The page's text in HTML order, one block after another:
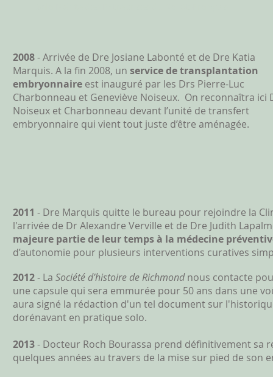
2008- Arrivée de Dre Josiane Labonté et de Dre Katia
Marquis. A la fin 2008, un service de transplantation
embryonnaire est inauguré par les Drs Pierre-Luc
Charbonneau et Geneviève Noiseux. On reconnaîtra ici
Noiseux et Charbonneau devant l’unité de transfert
embryonnaire qui vient tout juste d’être aménagée.
2011 - Dre Marquis quitte le bureau pour rejoindre la
l'arrivée de Dr Alexandre Verville et de Dre Judith
majeure partie de leur temps à la médecine
d’autonomie pour plusieurs interventions curatives
2012- La Société d’histoire de Richmondnous contacte
une capsule qui sera emmurée pour 50 ans dans une
aura signé la rédaction d'un tel document sur
dorénavant en pratique solo.
2013- Docteur Roch Bourassa prend définitivement
quelques années au travers de la mise sur pied de son